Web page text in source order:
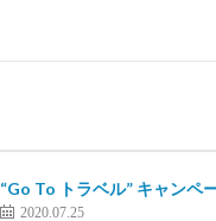
“Go To トラベル” キャンペ
2020.07.25